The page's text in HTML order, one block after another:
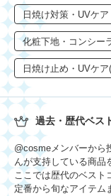
日焼け対策・UVケア
化粧下地・コンシー
日焼け止め・UVケ
過去・歴代ベス
@cosmeメンバーから
んが支持している商品
ここでは歴代のベスト
定番から旬なアイテム